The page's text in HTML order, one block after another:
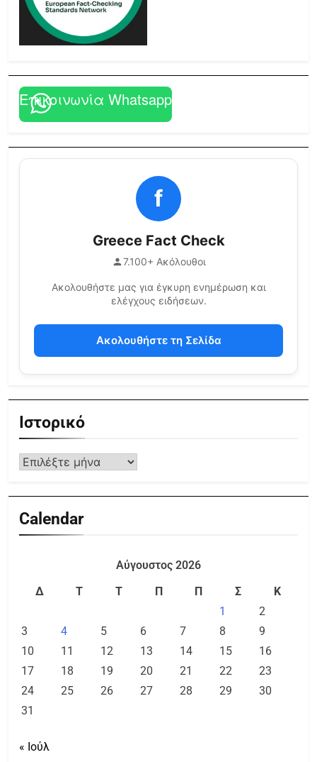
Επικοινωνία Whatsapp
f
Greece Fact Check
7.100+ Ακόλουθοι
Ακολουθήστε μας για έγκυρη ενημέρωση και
ελέγχους ειδήσεων.
Ακολουθήστε τη Σελίδα
Ιστορικό
Calendar
Αύγουστος 2026
Δ
Τ Τ Π Π Σ
Κ
1
2
3
4 5 6 7 8
9
10
11 12 13 14 15
16
17
18 19 20 21 22
23
24
25 26 27 28 29
30
31
« Ιούλ